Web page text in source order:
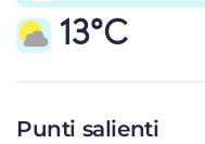
13°C
Punti salienti